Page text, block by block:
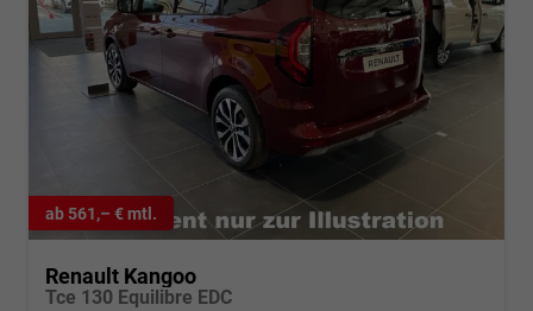
ab 561,– € mtl.
Renault Kangoo
Tce 130 Equilibre EDC